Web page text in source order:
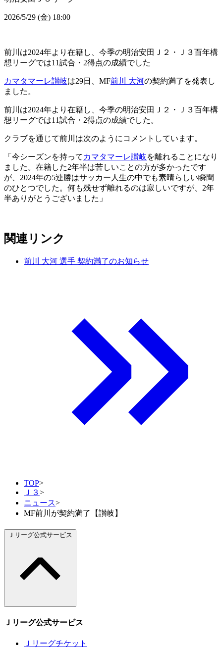
2026/5/29 (金) 18:00
前川は2024年より在籍し、今季の明治安田Ｊ２・Ｊ３百年構
想リーグでは11試合・2得点の成績でした
カマタマーレ讃岐は29日、MF前川 大河の契約満了を発表し
ました。
前川は2024年より在籍し、今季の明治安田Ｊ２・Ｊ３百年構
想リーグでは11試合・2得点の成績でした。
クラブを通じて前川は次のようにコメントしています。
「今シーズンを持って カマタマーレ讃岐を離れることになり
ました。在籍した2年半は苦しいことの方が多かったです
が、2024年の5連勝はサッカー人生の中でも素晴らしい瞬間
のひとつでした。何も残せず離れるのは寂しいですが、2年
半ありがとうございました」
関連リンク
前川 大河 選手 契約満了のお知らせ
TOP>
Ｊ３>
ニュース>
MF前川が契約満了【讃岐】
Ｊリーグ公式サービス
Ｊリーグ公式サービス
Ｊリーグチケット